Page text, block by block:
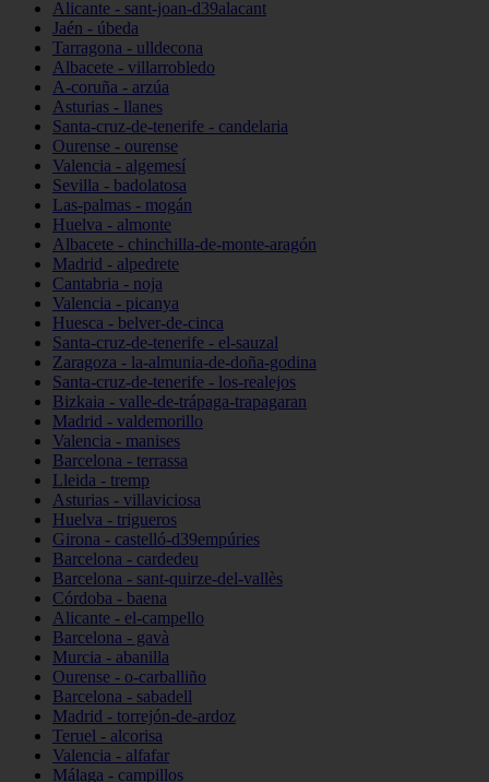
Alicante - sant-joan-d39alacant
Jaén - úbeda
Tarragona - ulldecona
Albacete - villarrobledo
A-coruña - arzúa
Asturias - llanes
Santa-cruz-de-tenerife - candelaria
Ourense - ourense
Valencia - algemesí
Sevilla - badolatosa
Las-palmas - mogán
Huelva - almonte
Albacete - chinchilla-de-monte-aragón
Madrid - alpedrete
Cantabria - noja
Valencia - picanya
Huesca - belver-de-cinca
Santa-cruz-de-tenerife - el-sauzal
Zaragoza - la-almunia-de-doña-godina
Santa-cruz-de-tenerife - los-realejos
Bizkaia - valle-de-trápaga-trapagaran
Madrid - valdemorillo
Valencia - manises
Barcelona - terrassa
Lleida - tremp
Asturias - villaviciosa
Huelva - trigueros
Girona - castelló-d39empúries
Barcelona - cardedeu
Barcelona - sant-quirze-del-vallès
Córdoba - baena
Alicante - el-campello
Barcelona - gavà
Murcia - abanilla
Ourense - o-carballiño
Barcelona - sabadell
Madrid - torrejón-de-ardoz
Teruel - alcorisa
Valencia - alfafar
Málaga - campillos